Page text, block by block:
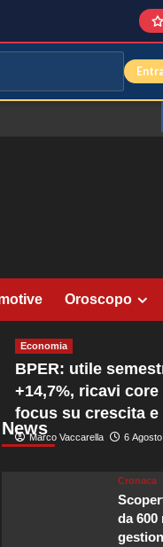
Oroscopo
News
Economia
BPER: utile
+14,7%, ricavi
focus su crescita
Marco Vaccarella 6
Cronaca
da 600